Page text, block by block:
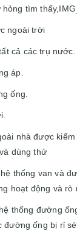
tìm
ngoài trời
cả các trụ nước.
áp.
ống.
nhà được
dùng thử
thống van và
hoạt động và rò
thống đường
đường ống bị rỉ